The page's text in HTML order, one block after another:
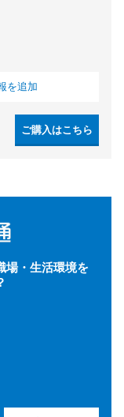
を追加
ご購入はこちら
場・生活環境を